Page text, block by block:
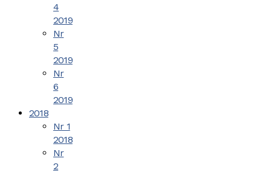
4
2019
Nr
5
2019
Nr
6
2019
2018
Nr 1
2018
Nr
2